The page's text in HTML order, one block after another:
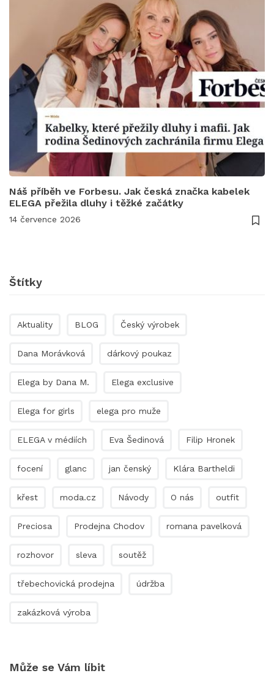
Náš příběh ve Forbesu. Jak česká značka kabelek
ELEGA přežila dluhy i těžké začátky
14 července 2026
Štítky
Aktuality BLOG Český výrobek
Dana Morávková dárkový poukaz
Elega by Dana M. Elega exclusive
Elega for girls elega pro muže
ELEGA v médiích Eva Šedinová Filip Hronek
focení glanc jan čenský Klára Bartheldi
křest moda.cz Návody O nás outfit
Preciosa Prodejna Chodov romana pavelková
rozhovor sleva soutěž
třebechovická prodejna údržba
zakázková výroba
Může se Vám líbit